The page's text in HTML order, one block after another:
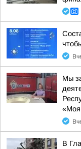
Мы
«Моя
В